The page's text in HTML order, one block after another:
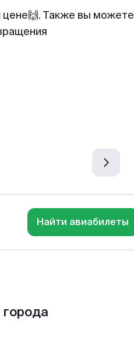
цене🙌. Также вы можете
Найти авиабилеты